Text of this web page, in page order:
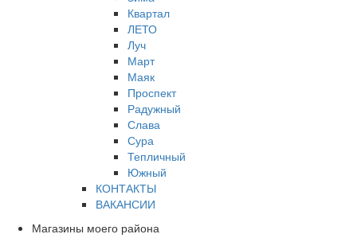
Квартал
ЛЕТО
Луч
Март
Маяк
Проспект
Радужный
Слава
Сура
Тепличный
Южный
КОНТАКТЫ
ВАКАНСИИ
Магазины моего района